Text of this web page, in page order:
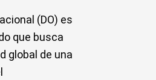
(DO) es
que busca
global de una